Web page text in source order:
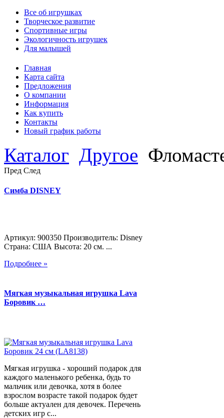
Все об игрушках
Творческое развитие
Спортивные игры
Экологичность игрушек
Для малышей
Главная
Карта сайта
Предложения
О компании
Информация
Как купить
Контакты
Новый график работы
Каталог Другое
Пред След
Симба DISNEY
Артикул: 900350 Производитель: Disney
Страна: США Высота: 20 см. ...
Подробнее »
Мягкая музыкальная игрушка Lava
Боровик …
Мягкая игрушка - хороший подарок для
каждого маленького ребенка, будь то
мальчик или девочка, хотя в более
взрослом возрасте такой подарок будет
больше актуален для девочек. Перечень
детских игр с...